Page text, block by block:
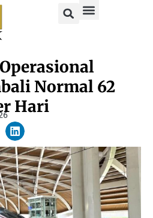
Normal 62
Hari